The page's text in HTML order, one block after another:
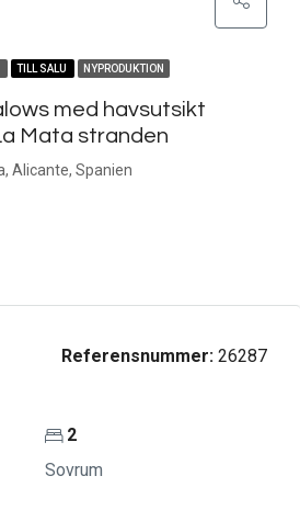
TILL SALU NYPRODUKTION
med havsutsikt
Mata stranden
Alicante, Spanien
Referensnummer: 26287
2
Sovrum